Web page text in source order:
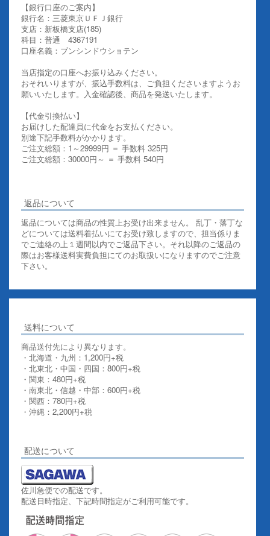
【銀行口座のご案内】
銀行名：三菱東京ＵＦＪ銀行
支店：新板橋支店(185)
科目：普通 4367191
口座名義：ブンシンドウショテン
当店指定の口座へお振り込みください。
おそれいりますが、振込手数料は、ご負担くださいますようお
願いいたします。入金確認後、商品を発送いたします。
【代金引換払い】
お届けした配達員に代金をお支払ください。
別途下記手数料がかかります。
ご注文総額：1～29999円 ＝ 手数料 325円
ご注文総額：30000円～ ＝ 手数料 540円
返品について
返品については商品の性質上お受け出来ません。 乱丁・落丁な
どについては送料着払いにてお受け致しますので、担当係りま
でご連絡の上１週間以内でご返品下さい。それ以降のご返品の
際はお客様送料実費負担にてのお取扱いになりますのでご注意
下さい。
送料について
商品送付先により異なります。
・北海道・九州：1,200円+税
・北東北・中国・四国：800円+税
・関東：480円+税
・南東北・信越・中部：600円+税
・関西：780円+税
・沖縄：2,200円+税
配送について
佐川急便での配送です。
配送日時指定、下記時間指定がご利用可能です。